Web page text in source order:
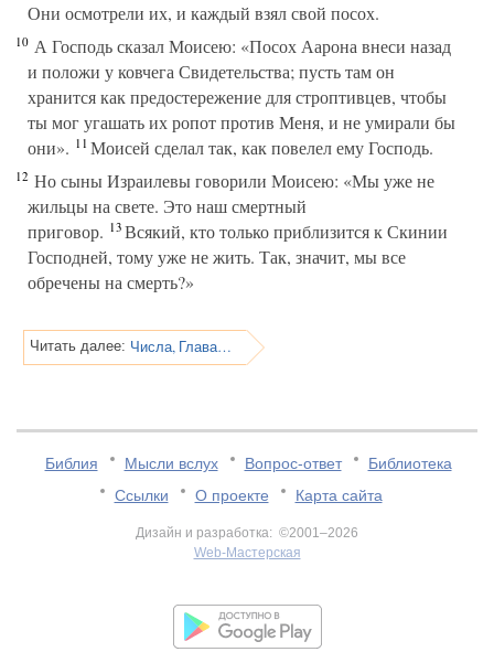
Они осмотрели их, и каждый взял свой посох.
10 А Господь сказал Моисею: «Посох Аарона внеси назад
и положи у ковчега Свидетельства; пусть там он
хранится как предостережение для строптивцев, чтобы
ты мог угашать их ропот против Меня, и не умирали бы
они». 11Моисей сделал так, как повелел ему Господь.
12 Но сыны Израилевы говорили Моисею: «Мы уже не
жильцы на свете. Это наш смертный
приговор. 13Всякий, кто только приблизится к Скинии
Господней, тому уже не жить. Так, значит, мы все
обречены на смерть?»
Читать далее: Числа, Глава 18
Библия Мысли вслух Вопрос-ответ
Библиотека
Ссылки
О проекте Карта сайта
Дизайн и разработка: ©2001–2026
Web-Мастерская